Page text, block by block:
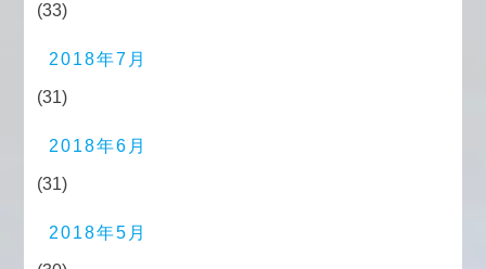
(33)
2018年7月
(31)
2018年6月
(31)
2018年5月